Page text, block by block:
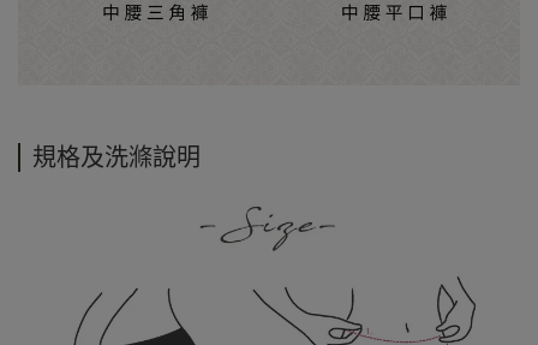
規格及洗滌說明